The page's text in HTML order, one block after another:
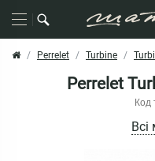
Perrelet Turbine
Perrelet
Код
Всі